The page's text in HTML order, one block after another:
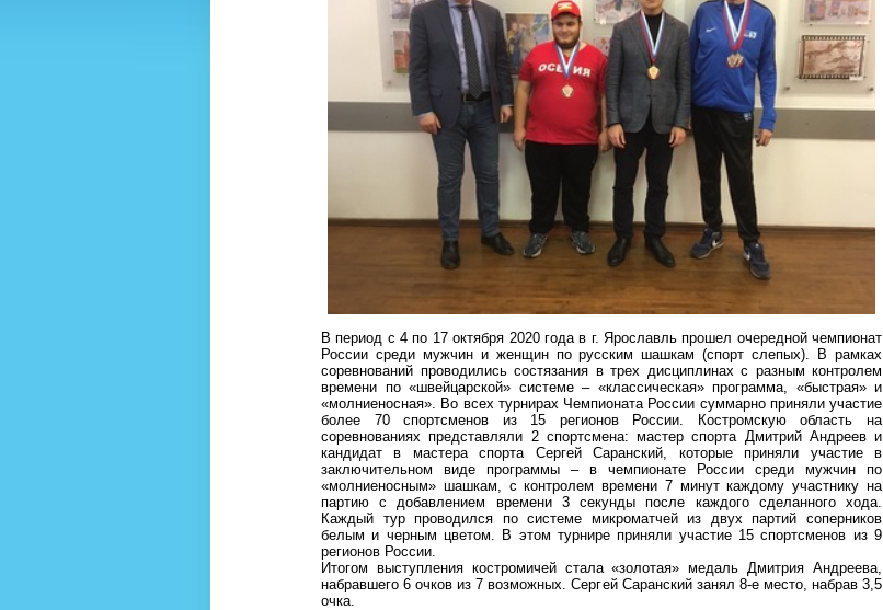
В период с 4 по 17 октября 2020 года в г. Ярославль прошел очередной чемпионат
России среди мужчин и женщин по русским шашкам (спорт слепых). В рамках
соревнований проводились состязания в трех дисциплинах с разным контролем
времени по «швейцарской» системе – «классическая» программа, «быстрая» и
«молниеносная». Во всех турнирах Чемпионата России суммарно приняли участие
более 70 спортсменов из 15 регионов России. Костромскую область на
соревнованиях представляли 2 спортсмена: мастер спорта Дмитрий Андреев и
кандидат в мастера спорта Сергей Саранский, которые приняли участие в
заключительном виде программы – в чемпионате России среди мужчин по
«молниеносным» шашкам, с контролем времени 7 минут каждому участнику на
партию с добавлением времени 3 секунды после каждого сделанного хода.
Каждый тур проводился по системе микроматчей из двух партий соперников
белым и черным цветом. В этом турнире приняли участие 15 спортсменов из 9
регионов России.
Итогом выступления костромичей стала «золотая» медаль Дмитрия Андреева,
набравшего 6 очков из 7 возможных. Сергей Саранский занял 8-е место, набрав 3,5
очка.